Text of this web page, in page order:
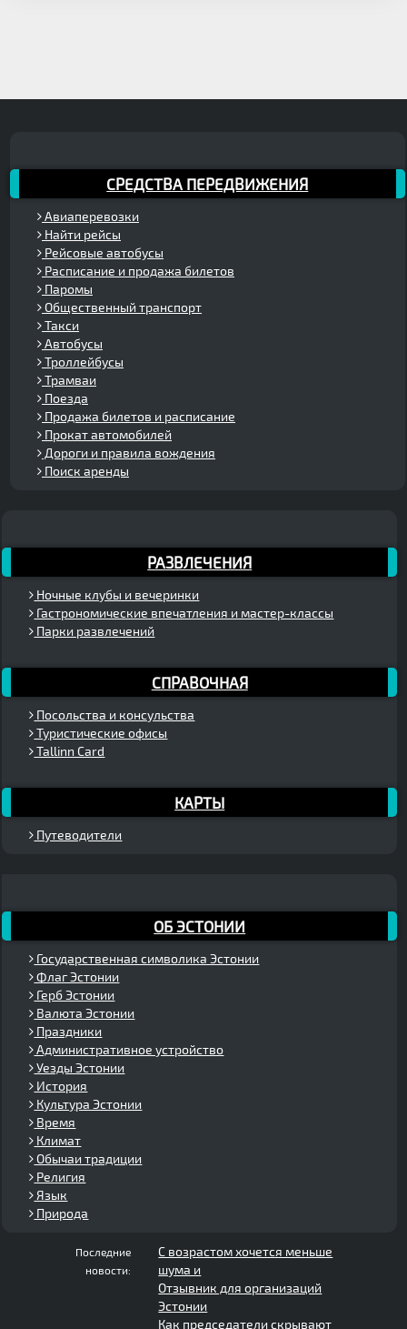
СРЕДСТВА ПЕРЕДВИЖЕНИЯ
Авиаперевозки
Найти рейсы
Рейсовые автобусы
Расписание и продажа билетов
Паромы
Общественный транспорт
Такси
Автобусы
Троллейбусы
Трамваи
Поезда
Продажа билетов и расписание
Прокат автомобилей
Дороги и правила вождения
Поиск аренды
РАЗВЛЕЧЕНИЯ
Ночные клубы и вечеринки
Гастрономические впечатления и мастер-классы
Парки развлечений
СПРАВОЧНАЯ
Посольства и консульства
Туристические офисы
Tallinn Card
КАРТЫ
Путеводители
ОБ ЭСТОНИИ
Государственная символика Эстонии
Флаг Эстонии
Герб Эстонии
Валюта Эстонии
Праздники
Административное устройство
Уезды Эстонии
История
Культура Эстонии
Время
Климат
Обычаи традиции
Религия
Язык
Природа
Последние
новости:
С возрастом хочется меньше
шума и
Отзывник для организаций
Эстонии
Как председатели скрывают